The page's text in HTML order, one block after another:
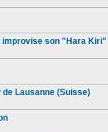
improvise son "Hara Kiri"
Lausanne (Suisse)